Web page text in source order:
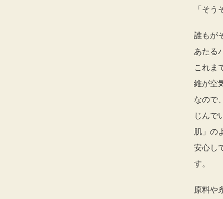
「そ
誰もが
あたる
これま
維が空
なので
じんで
肌」の
安心し
す。
原料や